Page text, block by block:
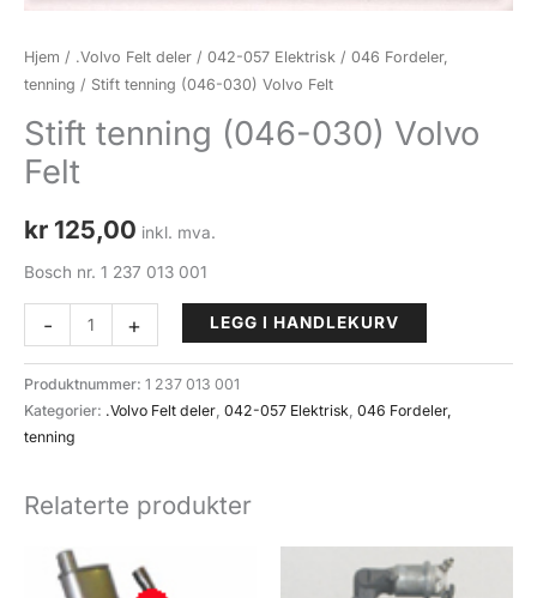
Hjem / .Volvo Felt deler / 042-057 Elektrisk / 046 Fordeler,
tenning / Stift tenning (046-030) Volvo Felt
Stift tenning (046-030) Volvo
Felt
kr 125,00 inkl. mva.
Bosch nr. 1 237 013 001
-
tenning
(046-
030)
Volvo
antall
+ LEGG I HANDLEKURV
Produktnummer: 1 237 013 001
Kategorier: .Volvo Felt deler, 042-057 Elektrisk, 046 Fordeler,
tenning
Relaterte produkter